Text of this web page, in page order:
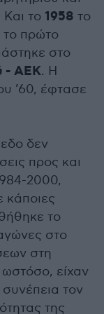
το 1958 το
το πρώτο
στο
- ΑΕΚ. Η
’60, έφτασε
δεν
προς και
2000,
το
στο
στη
είχαν
τον
της